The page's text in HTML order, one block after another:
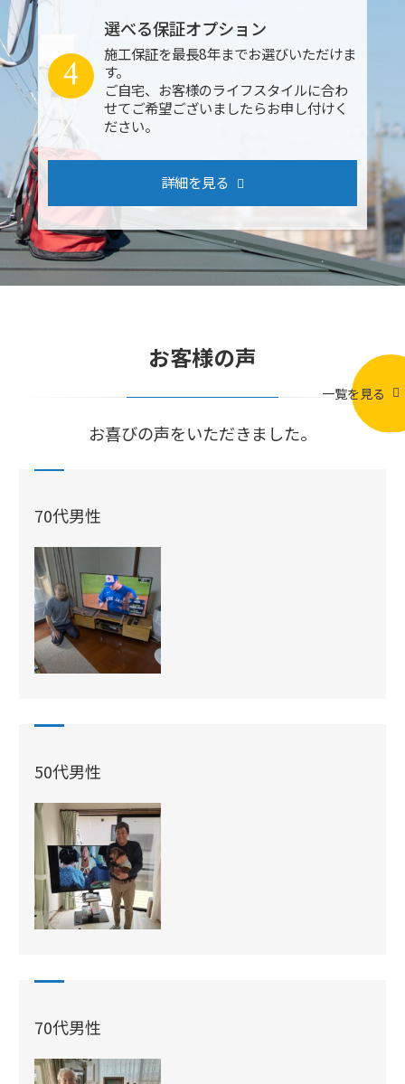
選べる保証オプション
施工保証を最長8年までお選びいただけま
す。
ご自宅、お客様のライフスタイルに合わ
せてご希望ございましたらお申し付けく
ださい。
4
詳細を見る
お客様の声
お喜びの声をいただきました。
一覧を見る
70代男性
50代男性
70代男性